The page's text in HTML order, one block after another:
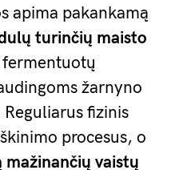
apima pakankamą
turinčių maisto
žarnyno
fizinis
procesus, o
mažinančių vaistų